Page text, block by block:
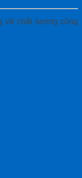
về chất lượng cũng